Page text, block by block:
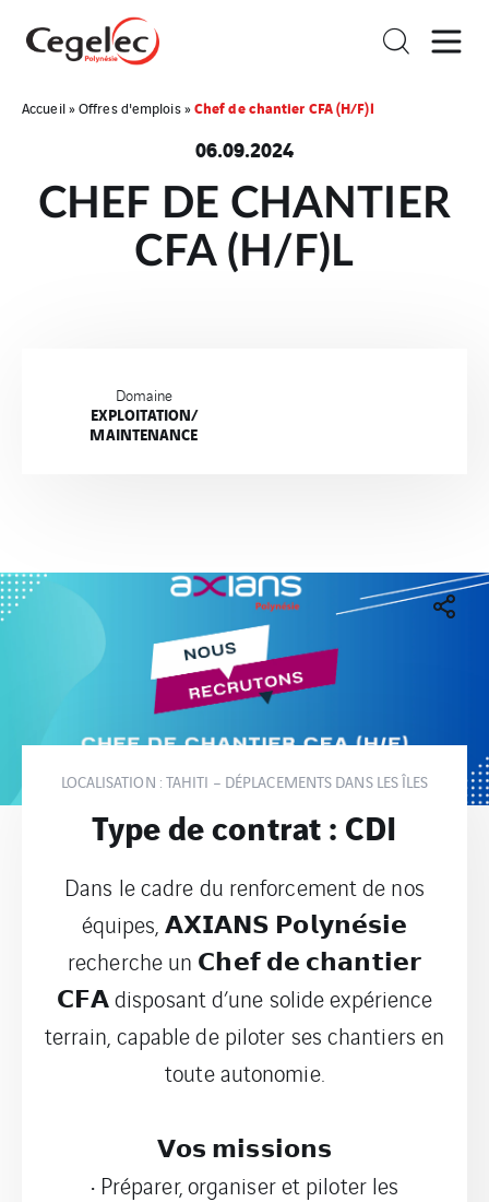
Accueil»Offres d'emplois»Chef de chantier CFA (H/F)l
06.09.2024
CHEF DE CHANTIER
CFA (H/F)L
Domaine
EXPLOITATION/
MAINTENANCE
LOCALISATION : TAHITI – DÉPLACEMENTS DANS LES ÎLES
Type de contrat : CDI
Dans le cadre du renforcement de nos
équipes, 𝗔𝗫𝗜𝗔𝗡𝗦 𝗣𝗼𝗹𝘆𝗻𝗲́𝘀𝗶𝗲
recherche un 𝗖𝗵𝗲𝗳 𝗱𝗲 𝗰𝗵𝗮𝗻𝘁𝗶𝗲𝗿
𝗖𝗙𝗔 disposant d’une solide expérience
terrain, capable de piloter ses chantiers en
toute autonomie.
𝗩𝗼𝘀 𝗺𝗶𝘀𝘀𝗶𝗼𝗻𝘀
• Préparer, organiser et piloter les